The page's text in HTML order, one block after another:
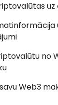
uz
no
Web3